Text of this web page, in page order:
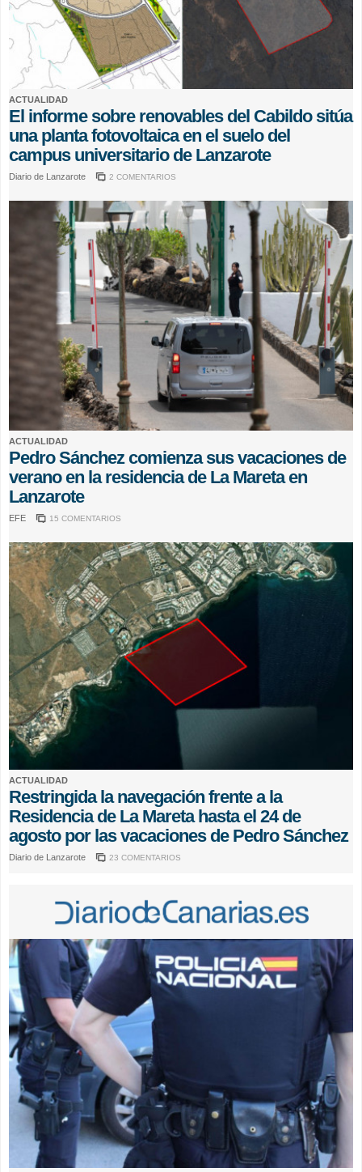
ACTUALIDAD
El informe sobre renovables del Cabildo sitúa
una planta fotovoltaica en el suelo del
campus universitario de Lanzarote
Diario de Lanzarote 2 COMENTARIOS
ACTUALIDAD
Pedro Sánchez comienza sus vacaciones de
verano en la residencia de La Mareta en
Lanzarote
EFE 15 COMENTARIOS
ACTUALIDAD
Restringida la navegación frente a la
Residencia de La Mareta hasta el 24 de
agosto por las vacaciones de Pedro Sánchez
Diario de Lanzarote 23 COMENTARIOS